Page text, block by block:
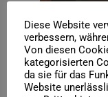
Diese Website
verbessern,
Von diesen
kategorisierten
da sie für das
Website